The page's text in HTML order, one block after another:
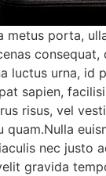
metus porta,
luctus urna, id
sapien,
risus, vel
quam.Nulla
nec justo
gravida